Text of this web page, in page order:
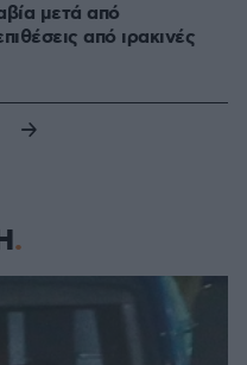
μετά από
από ιρακινές